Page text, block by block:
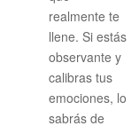
realmente te
llene. Si estás
observante y
calibras tus
emociones, lo
sabrás de